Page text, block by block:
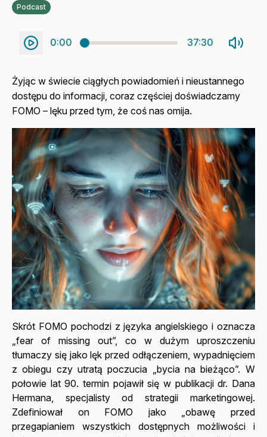
Podcast
0:00 37:30
Żyjąc w świecie ciągłych powiadomień i nieustannego
dostępu do informacji, coraz częściej doświadczamy
FOMO – lęku przed tym, że coś nas omija.
Skrót FOMO pochodzi z języka angielskiego i oznacza
„fear of missing out”, co w dużym uproszczeniu
tłumaczy się jako lęk przed odłączeniem, wypadnięciem
z obiegu czy utratą poczucia „bycia na bieżąco”. W
połowie lat 90. termin pojawił się w publikacji dr. Dana
Hermana, specjalisty od strategii marketingowej.
Zdefiniował on FOMO jako „obawę przed
przegapianiem wszystkich dostępnych możliwości i